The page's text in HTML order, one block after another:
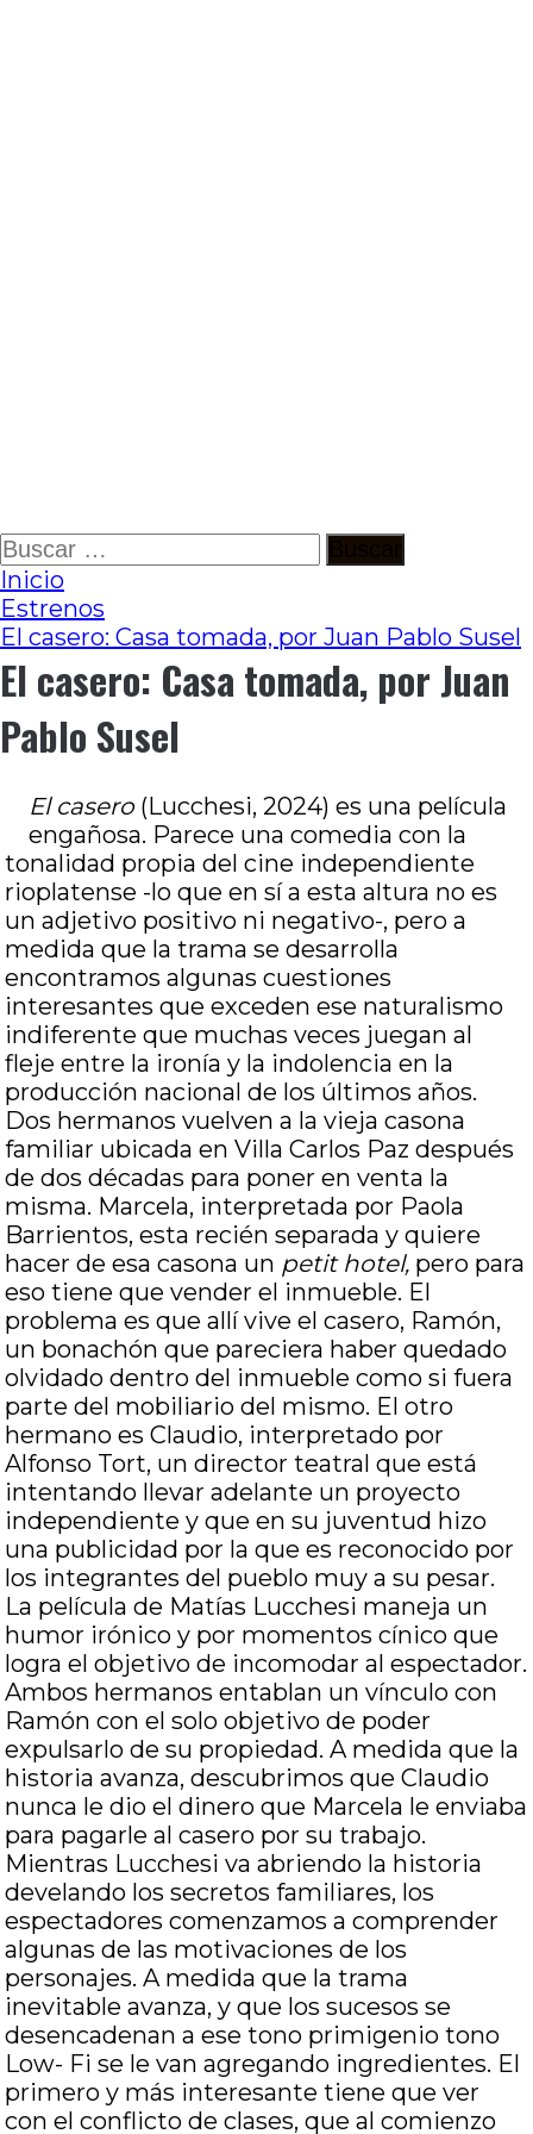
Ir
al
contenido
Buscar:
Inicio
Estrenos
El casero: Casa tomada, por Juan Pablo Susel
El casero: Casa tomada, por Juan
Pablo Susel
El casero(Lucchesi, 2024) es una película
engañosa. Parece una comedia con la
tonalidad propia del cine independiente
rioplatense -lo que en sí a esta altura no es
un adjetivo positivo ni negativo-, pero a
medida que la trama se desarrolla
encontramos algunas cuestiones
interesantes que exceden ese naturalismo
indiferente que muchas veces juegan al
fleje entre la ironía y la indolencia en la
producción nacional de los últimos años.
Dos hermanos vuelven a la vieja casona
familiar ubicada en Villa Carlos Paz después
de dos décadas para poner en venta la
misma. Marcela, interpretada por Paola
Barrientos, esta recién separada y quiere
hacer de esa casona un petit hotel, pero para
eso tiene que vender el inmueble. El
problema es que allí vive el casero, Ramón,
un bonachón que pareciera haber quedado
olvidado dentro del inmueble como si fuera
parte del mobiliario del mismo. El otro
hermano es Claudio, interpretado por
Alfonso Tort, un director teatral que está
intentando llevar adelante un proyecto
independiente y que en su juventud hizo
una publicidad por la que es reconocido por
los integrantes del pueblo muy a su pesar.
La película de Matías Lucchesi maneja un
humor irónico y por momentos cínico que
logra el objetivo de incomodar al espectador.
Ambos hermanos entablan un vínculo con
Ramón con el solo objetivo de poder
expulsarlo de su propiedad. A medida que la
historia avanza, descubrimos que Claudio
nunca le dio el dinero que Marcela le enviaba
para pagarle al casero por su trabajo.
Mientras Lucchesi va abriendo la historia
develando los secretos familiares, los
espectadores comenzamos a comprender
algunas de las motivaciones de los
personajes. A medida que la trama
inevitable avanza, y que los sucesos se
desencadenan a ese tono primigenio tono
Low- Fi se le van agregando ingredientes. El
primero y más interesante tiene que ver
con el conflicto de clases, que al comienzo